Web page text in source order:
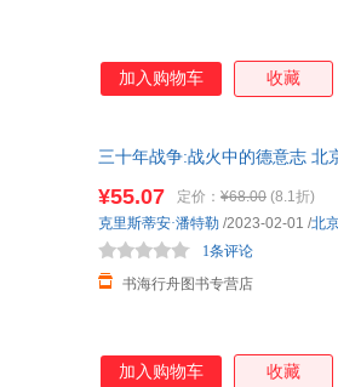
加入购物车 收藏
三十年战争:战火中的德意志 北
¥55.07 定价： ¥68.00 (8.1折)
书海行舟图书专营店
1条评论
克里斯蒂安·潘特勒 /2023-02-01 /北
加入购物车 收藏